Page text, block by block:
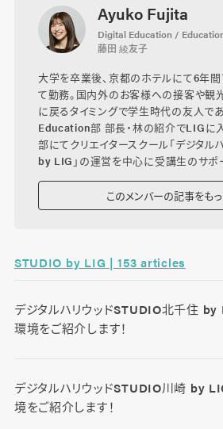
Ayuko Fujita
Digital Education /
藤田 綾友子
大学を卒業後、京都のホテルにて6年間
て勤務。国内外のお客様への接客や観
に戻るタイミングで学生時代の友人で
Education部 部長・林の紹介でLIGに
部にてクリエイタースクール「デジタル
by LIG」の運営を中心に受講生のサポ
このメンバーの記事をも
STUDIO by LIG | 153 articles
デジタルハリウッドSTUDIO北千住 by
環境をご紹介します！
デジタルハリウッドSTUDIO川崎 by
境をご紹介します！